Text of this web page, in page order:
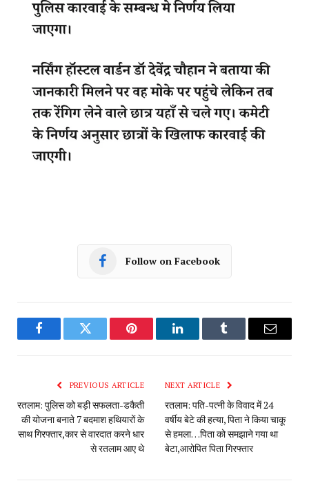
Follow on Facebook
FacebookTwitter Pinterest LinkedInTumblr Email
PREVIOUS ARTICLE
रतलाम: पुलिस को बड़ी सफलता-डकैती
की योजना बनाते 7 बदमाश हथियारों के
साथ गिरफ्तार,कार से वारदात करने धार
से रतलाम आए थे
NEXT ARTICLE
रतलाम: पति-पत्नी के विवाद में 24
वर्षीय बेटे की हत्या, पिता ने किया चाकू
से हमला…पिता को समझाने गया था
बेटा,आरोपित पिता गिरफ्तार